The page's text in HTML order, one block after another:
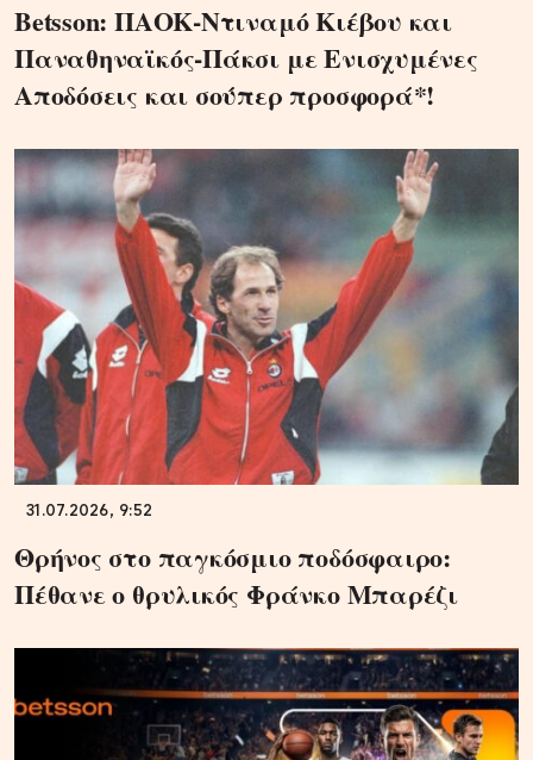
Betsson: ΠΑΟΚ-Ντιναμό Κιέβου και
Παναθηναϊκός-Πάκσι με Ενισχυμένες
Αποδόσεις και σούπερ προσφορά*!
31.07.2026, 9:52
Θρήνος στο παγκόσμιο ποδόσφαιρο:
Πέθανε ο θρυλικός Φράνκο Μπαρέζι